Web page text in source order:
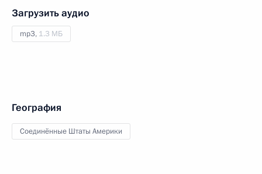
Загрузить аудио
mp3, 1.3 МБ
География
Соединённые Штаты Америки